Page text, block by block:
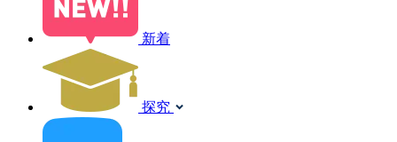
新着
探究